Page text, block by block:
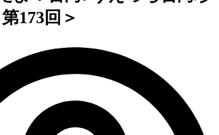
173回＞